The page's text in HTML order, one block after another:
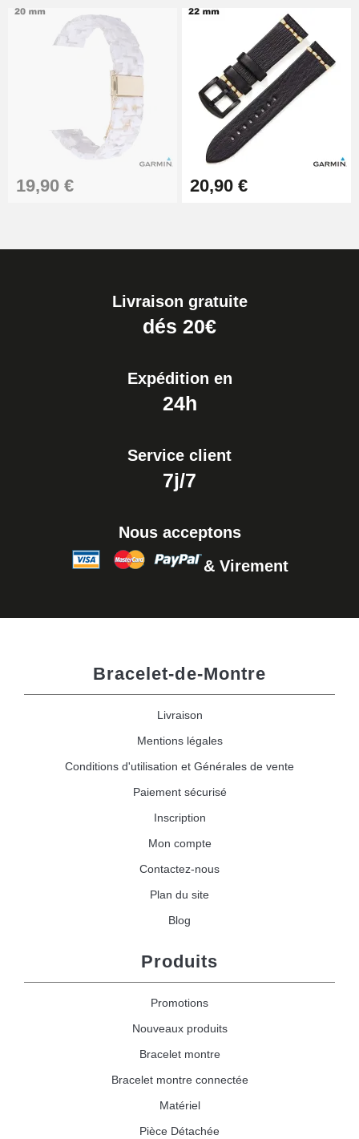
19,90 € 20,90 €
Livraison gratuite
dés 20€
Expédition en
24h
Service client
7j/7
Nous acceptons
& Virement
Bracelet-de-Montre
Livraison
Mentions légales
Conditions d'utilisation et Générales de vente
Paiement sécurisé
Inscription
Mon compte
Contactez-nous
Plan du site
Blog
Produits
Promotions
Nouveaux produits
Bracelet montre
Bracelet montre connectée
Matériel
Pièce Détachée